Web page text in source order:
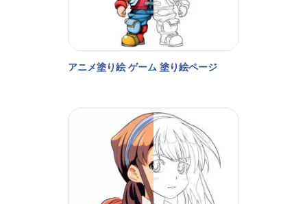
アニメ塗り絵 ゲーム 塗り絵ページ